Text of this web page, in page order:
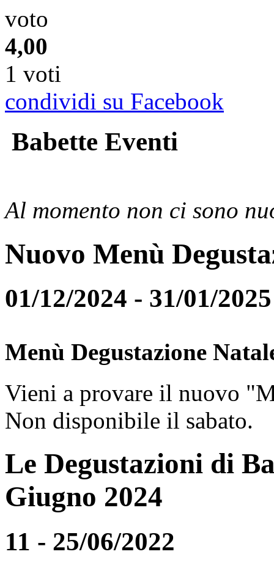
voto
4,00
1 voti
condividi su Facebook
Babette Eventi
Al momento non ci sono
Nuovo Menù
01/12/2024 - 31/01/2025
Menù Degustazione
Vieni a provare il nuovo
Non disponibile il sabato.
Le Degustazioni di
Giugno 2024
11 - 25/06/2022